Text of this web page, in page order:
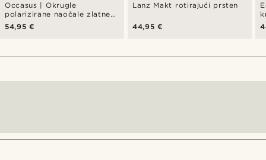
Occasus | Okrugle
polarizirane naočale zlatne
boje sa smeđim staklima
54,95 €
Lanz Makt rotirajući prsten
44,95 €